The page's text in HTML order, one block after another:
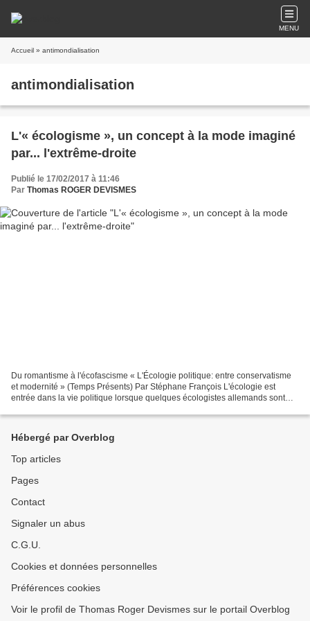
MENU
Accueil » antimondialisation
antimondialisation
L'« écologisme », un concept à la mode imaginé
par... l'extrême-droite
Publié le 17/02/2017 à 11:46
Par Thomas ROGER DEVISMES
Du romantisme à l'écofascisme « L'Écologie politique: entre conservatisme
et modernité » (Temps Présents) Par Stéphane François L'écologie est
entrée dans la vie politique lorsque quelques écologistes allemands sont
Hébergé par Overblog
Top articles
Pages
Contact
Signaler un abus
C.G.U.
Cookies et données personnelles
Préférences cookies
Voir le profil de Thomas Roger Devismes sur le portail Overblog